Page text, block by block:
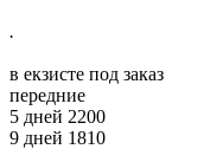
.
в екзисте под заказ
передние
5 дней 2200
9 дней 1810